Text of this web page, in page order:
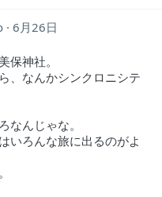
6月26日
保神社。
、なんかシンクロニシテ
なんじゃな。
いろんな旅に出るのがよ